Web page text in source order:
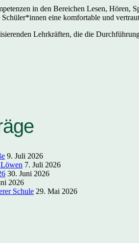
in den Bereichen Lesen, Hören,
Schüler*innen eine komfortable und
Lehrkräften, die die
9. Juli 2026
7. Juli 2026
30. Juni 2026
2026
Schule 29. Mai 2026